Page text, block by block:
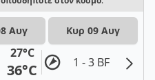
Αυγ Κυρ 09 Αυγ
27°C
36°C 1 - 3 BF